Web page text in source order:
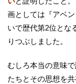
画としては『アベ
いで歴代第2位とな
りつぶしました。
むしろ本当の意味
たちとその思想を